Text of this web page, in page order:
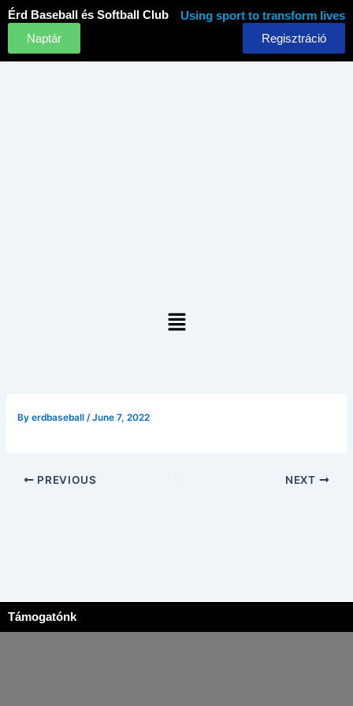
Skip
to
content
Érd Baseball és Softball Club
Using sport to transform lives
Naptár
Regisztráció
Menu
Byerdbaseball /June 7, 2022
PREVIOUS NEXT
Támogatónk